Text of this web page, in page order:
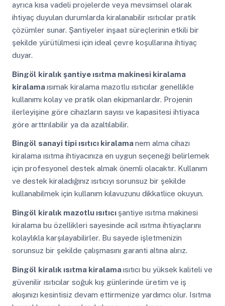
ayrıca kısa vadeli projelerde veya mevsimsel olarak
ihtiyaç duyulan durumlarda kiralanabilir ısıtıcılar pratik
çözümler sunar. Şantiyeler inşaat süreçlerinin etkili bir
şekilde yürütülmesi için ideal çevre koşullarına ihtiyaç
duyar.
Bingöl kiralık şantiye ısıtma makinesi kiralama
kiralamaısımak kiralama mazotlu ısıtıcılar genellikle
kullanımı kolay ve pratik olan ekipmanlardır. Projenin
ilerleyişine göre cihazların sayısı ve kapasitesi ihtiyaca
göre arttırılabilir ya da azaltılabilir.
Bingöl sanayi tipi ısıtıcı kiralamanem alma cihazı
kiralama ısıtma ihtiyacınıza en uygun seçeneği belirlemek
için profesyonel destek almak önemli olacaktır. Kullanım
ve destek kiraladığınız ısıtıcıyı sorunsuz bir şekilde
kullanabilmek için kullanım kılavuzunu dikkatlice okuyun.
Bingöl kiralık mazotlu ısıtıcı şantiye ısıtma makinesi
kiralama bu özellikleri sayesinde acil ısıtma ihtiyaçlarını
kolaylıkla karşılayabilirler. Bu sayede işletmenizin
sorunsuz bir şekilde çalışmasını garanti altına alırız.
Bingöl kiralık ısıtma kiralamaısıtıcı bu yüksek kaliteli ve
güvenilir ısıtıcılar soğuk kış günlerinde üretim ve iş
akışınızı kesintisiz devam ettirmenize yardımcı olur. Isıtma